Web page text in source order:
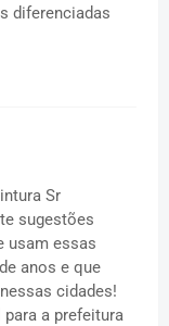
diferenciadas
Sr
sugestões
usam essas
anos e que
cidades!
a prefeitura